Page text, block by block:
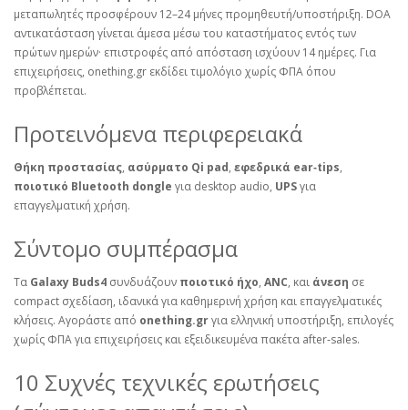
μεταπωλητές προσφέρουν 12–24 μήνες προμηθευτή/υποστήριξη. DOA
αντικατάσταση γίνεται άμεσα μέσω του καταστήματος εντός των
πρώτων ημερών· επιστροφές από απόσταση ισχύουν 14 ημέρες. Για
επιχειρήσεις, onething.gr εκδίδει τιμολόγιο χωρίς ΦΠΑ όπου
προβλέπεται.
Προτεινόμενα περιφερειακά
Θήκη προστασίας, ασύρματο Qi pad, εφεδρικά ear‑tips,
ποιοτικό Bluetooth dongle για desktop audio, UPSγια
επαγγελματική χρήση.
Σύντομο συμπέρασμα
Τα Galaxy Buds4 συνδυάζουν ποιοτικό ήχο, ANC, και άνεση σε
compact σχεδίαση, ιδανικά για καθημερινή χρήση και επαγγελματικές
κλήσεις. Αγοράστε από onething.grγια ελληνική υποστήριξη, επιλογές
χωρίς ΦΠΑ για επιχειρήσεις και εξειδικευμένα πακέτα after‑sales.
10 Συχνές τεχνικές ερωτήσεις